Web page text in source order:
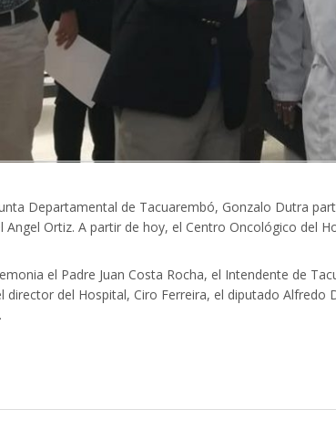
Departamental de Tacuarembó, Gonzalo Dutra
Angel Ortiz. A partir de hoy, el Centro Oncológico del
el Padre Juan Costa Rocha, el Intendente de
director del Hospital, Ciro Ferreira, el diputado